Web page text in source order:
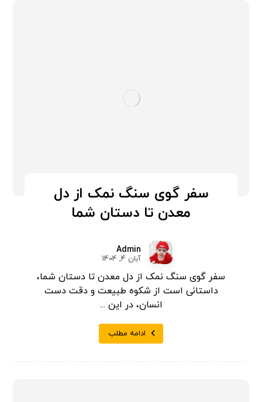
سفر گوی سنگ نمک از دل
معدن تا دستان شما
Admin
آبان 4, 1404
سفر گوی سنگ نمک از دل معدن تا دستان شما،
داستانی است از شکوه طبیعت و دقت دست
انسان، در این ...
ادامه مطلب